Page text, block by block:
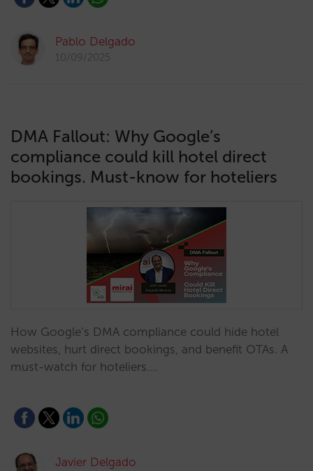
Pablo Delgado
10/09/2025
DMA Fallout: Why Google’s
compliance could kill hotel direct
bookings. Must-know for hoteliers
How Google’s DMA compliance could hide hotel
websites, hurt direct bookings, and benefit OTAs. A
must-watch for hoteliers.…
Javier Delgado